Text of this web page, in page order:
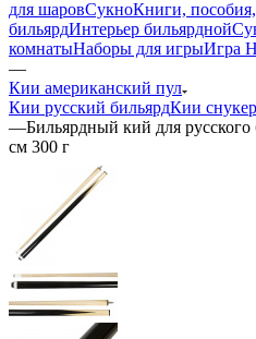
для шаровСукноКниги,
бильярдИнтерьер бильярдной
комнатыНаборы для игрыИгра
—
Кии американский пул
Кии русский бильярдКии снукер
—Бильярдный кий для русского
см 300 г